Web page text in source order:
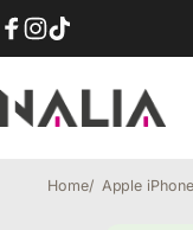
Direkt zum Inhalt
NALIA Berlin
Home Apple iPhone